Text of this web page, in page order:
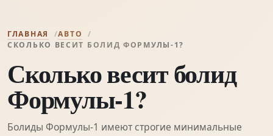
ГЛАВНАЯ
АВТО
СКОЛЬКО ВЕСИТ БОЛИД ФОРМУЛЫ-1?
Сколько весит болид
Формулы-1?
Болиды Формулы-1 имеют строгие минимальные